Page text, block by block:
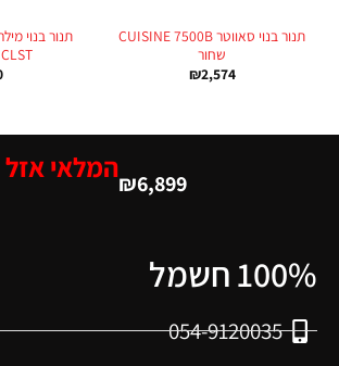
תנור בנוי סאווטר CUISINE 7500B
שחור
₪2,574
תנור בנוי
₪6,899 המלאי אזל
100% חשמל
054-9120035